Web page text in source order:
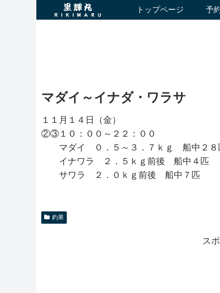
トップページ 予
マダイ～イナダ・ワラサ
１１月１４日（金）
②③１０：００～２２：００
マダイ ０．５～３．７ｋｇ 船中２８
イナワラ ２．５ｋｇ前後 船中４匹
サワラ ２．０ｋｇ前後 船中７匹
釣果
ス